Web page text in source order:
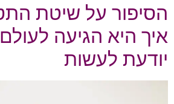
הסיפור על שיטת
איך היא הגיעה
יודעת לעשות